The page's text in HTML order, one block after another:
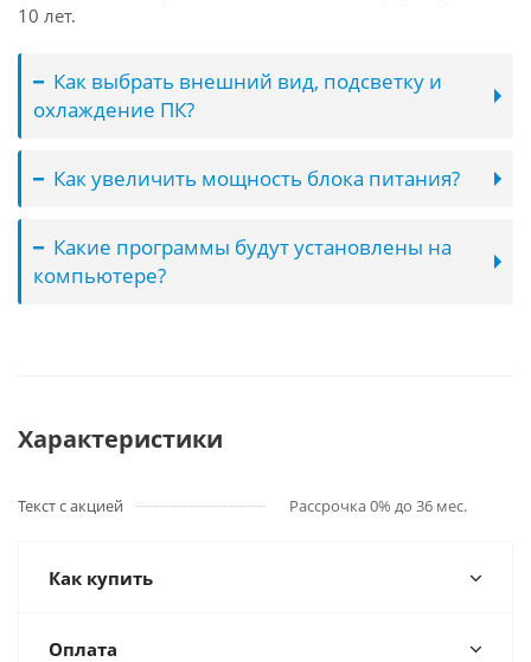
10 лет.
Как выбрать внешний вид, подсветку и
охлаждение ПК?
Как увеличить мощность блока питания?
Какие программы будут установлены на
компьютере?
Характеристики
Текст с акцией Рассрочка 0% до 36 мес.
Как купить
Оплата